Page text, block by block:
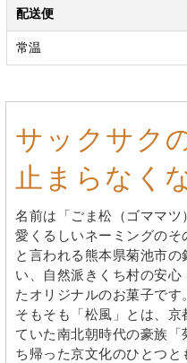
配送便
常温
サックサク
止まらなく
名前は「ごま松（ゴママツ
愛くるしいネーミングの
と言われる熊本県菊池市
い、自然派きくち村の安
たオリジナルのお菓子です。
そもそも「松風」とは、
ていた南北朝時代の豪族
ち帰った京文化のひとつ